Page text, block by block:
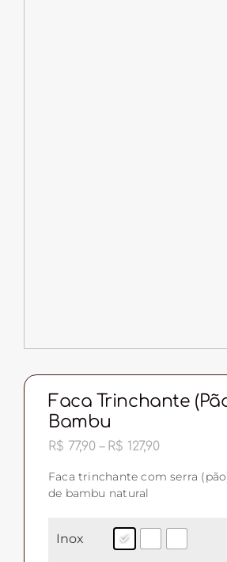
Faca Trinchante
Bambu
R$ 77,90 – R$ 127,90Faixa
preço:
R$ 77,90
Faca trinchante com serra
de bambu natural
Inox